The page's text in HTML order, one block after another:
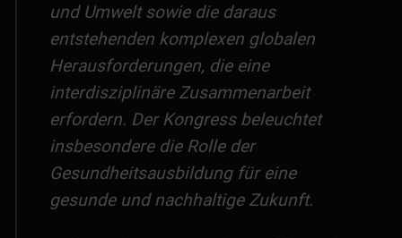
und Umwelt sowie die daraus
entstehenden komplexen globalen
Herausforderungen, die eine
interdisziplinäre Zusammenarbeit
erfordern. Der Kongress beleuchtet
insbesondere die Rolle der
Gesundheitsausbildung für eine
gesunde und nachhaltige Zukunft.